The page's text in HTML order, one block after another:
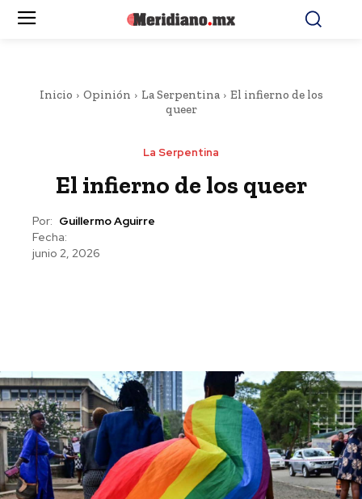
Inicio Opinión La Serpentina
El infierno de los
queer
La Serpentina
El infierno de los queer
Por: Guillermo Aguirre
Fecha:
junio 2, 2026